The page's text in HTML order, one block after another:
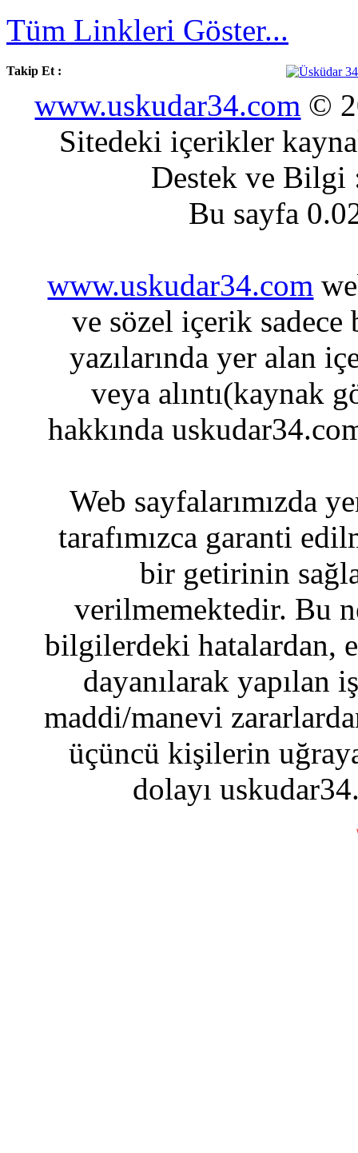
Tüm Linkleri Göster...
Takip Et :
www.uskudar34.com ©
Sitedeki içerikler
Destek ve
Bu sayfa
www.uskudar34.com
ve sözel içerik sadece
yazılarında yer alan
veya alıntı(kaynak
hakkında
Web sayfalarımızda
tarafımızca garanti
bir getirinin
verilmemektedir. Bu
bilgilerdeki hatalardan,
dayanılarak yapılan
maddi/manevi
üçüncü kişilerin
dolayı